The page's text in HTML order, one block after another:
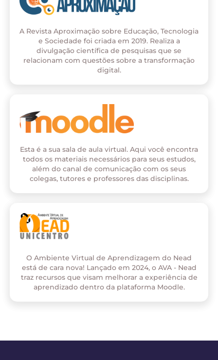
A Revista Aproximação sobre Educação, Tecnologia
e Sociedade foi criada em 2019. Realiza a
divulgação científica de pesquisas que se
relacionam com questões sobre a transformação
digital.
Esta é a sua sala de aula virtual. Aqui você encontra
todos os materiais necessários para seus estudos,
além do canal de comunicação com os seus
colegas, tutores e professores das disciplinas.
O Ambiente Virtual de Aprendizagem do Nead
está de cara nova! Lançado em 2024, o AVA - Nead
traz recursos que visam melhorar a experiência de
aprendizado dentro da plataforma Moodle.